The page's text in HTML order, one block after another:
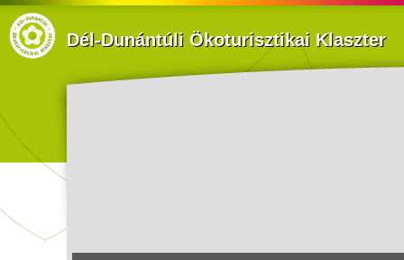
Dél-Dunántúli Ökoturisztikai Klaszter